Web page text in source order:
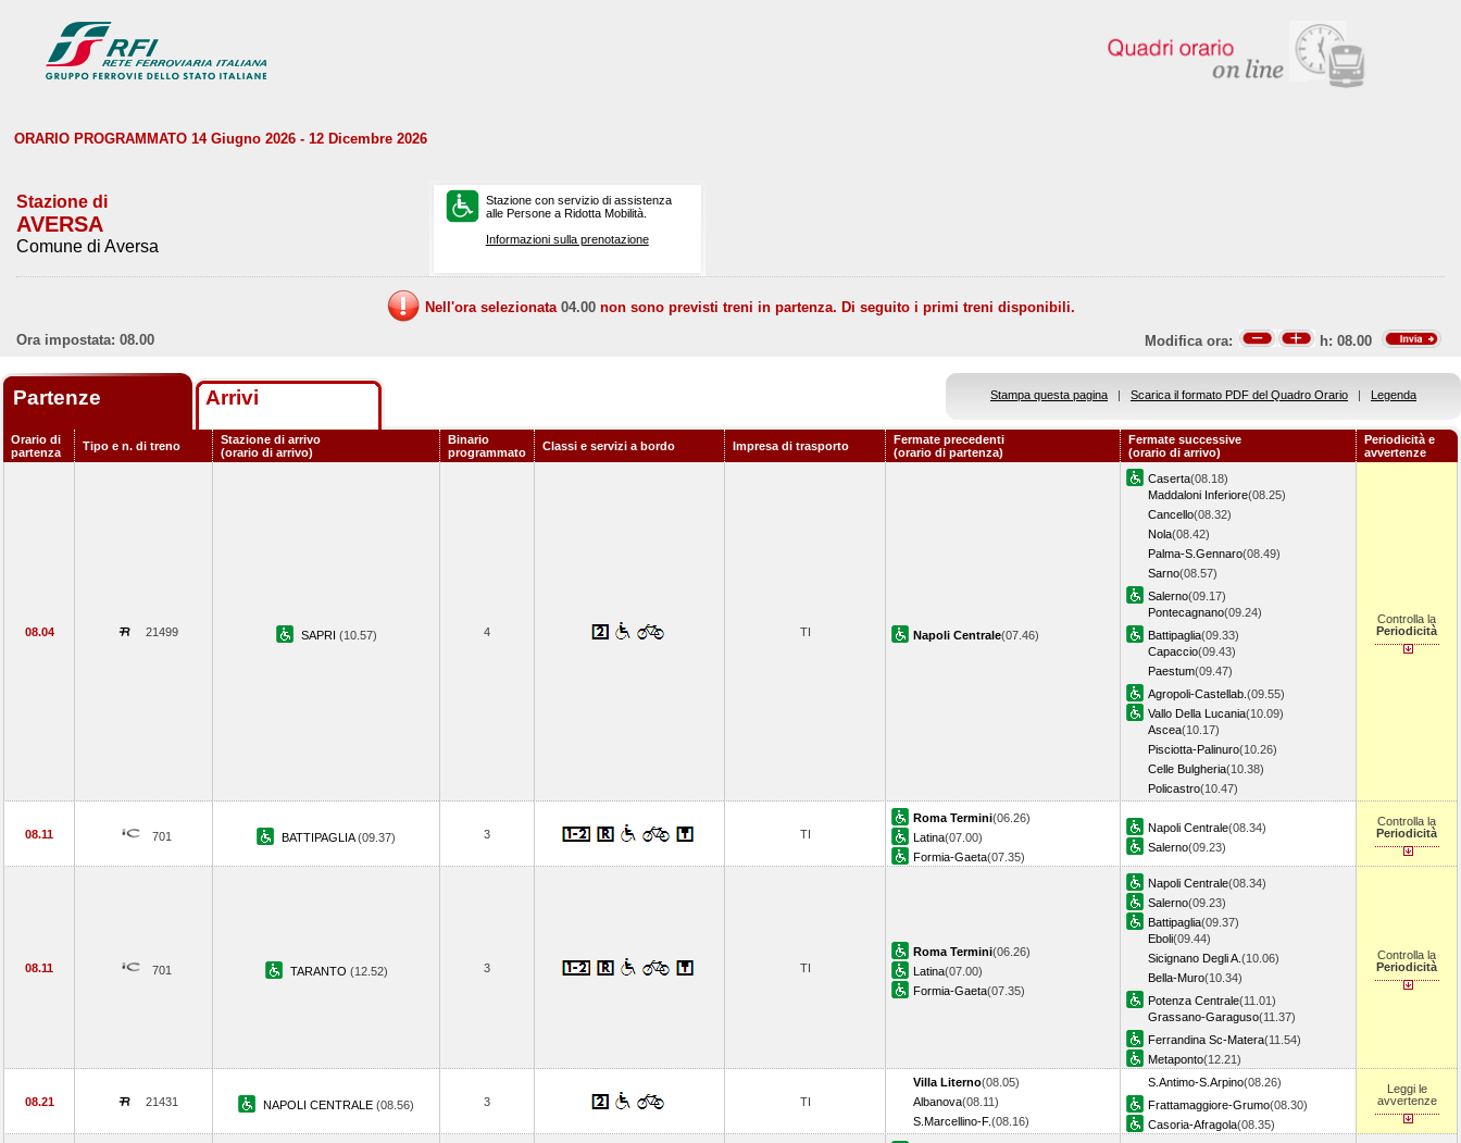
ORARIO PROGRAMMATO 14 Giugno 2026 - 12 Dicembre 2026
Stazione di
AVERSA
Comune di Aversa
Stazione con servizio di assistenza
alle Persone a Ridotta Mobilità.
Informazioni sulla prenotazione
Nell'ora selezionata 04.00 non sono previsti treni in partenza. Di seguito i primi treni disponibili.
Ora impostata: 08.00
Modifica ora: h: 08.00
Partenze Arrivi Stampa questa pagina | Scarica il formato PDF del Quadro Orario | Legenda
Orario di
partenza
Tipo e n. di treno
Stazione di arrivo
(orario di arrivo)
Binario
programmato
Classi e servizi a bordo Impresa di trasporto
Fermate precedenti
(orario di partenza)
Fermate successive
(orario di arrivo)
Periodicità e
avvertenze
08.04 21499 SAPRI (10.57) 4 TI Napoli Centrale(07.46)
Caserta(08.18)
Maddaloni Inferiore(08.25)
Cancello(08.32)
Nola(08.42)
Palma-S.Gennaro(08.49)
Sarno(08.57)
Salerno(09.17)
Pontecagnano(09.24)
Battipaglia(09.33)
Capaccio(09.43)
Paestum(09.47)
Agropoli-Castellab. (09.55)
Vallo Della Lucania(10.09)
Ascea(10.17)
Pisciotta-Palinuro(10.26)
Celle Bulgheria(10.38)
Policastro(10.47)
Controlla la
Periodicità
08.11 701 BATTIPAGLIA(09.37) 3 TI
Roma Termini(06.26)
Latina(07.00)
Formia-Gaeta(07.35)
Napoli Centrale(08.34)
Salerno(09.23)
Controlla la
Periodicità
08.11 701 TARANTO (12.52) 3 TI
Roma Termini(06.26)
Latina(07.00)
Formia-Gaeta(07.35)
Napoli Centrale(08.34)
Salerno(09.23)
Battipaglia(09.37)
Eboli(09.44)
Sicignano Degli A. (10.06)
Bella-Muro(10.34)
Potenza Centrale(11.01)
Grassano-Garaguso(11.37)
Ferrandina Sc-Matera(11.54)
Metaponto(12.21)
Controlla la
Periodicità
08.21 21431 NAPOLI CENTRALE (08.56) 3 TI
Villa Literno(08.05)
Albanova(08.11)
S.Marcellino-F.(08.16)
S.Antimo-S.Arpino(08.26)
Frattamaggiore-Grumo(08.30)
Casoria-Afragola(08.35)
Leggi le
avvertenze